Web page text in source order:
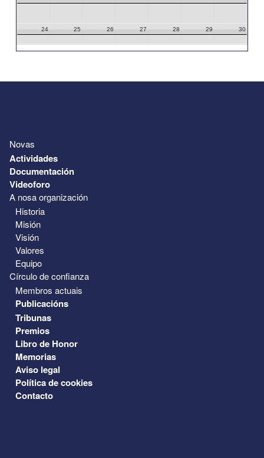
24 25 26 27 28 29 30
Novas
Actividades
Documentación
Videoforo
A nosa organización
Historia
Misión
Visión
Valores
Equipo
Círculo de confianza
Membros actuais
Publicacións
Tribunas
Premios
Libro de Honor
Memorias
Aviso legal
Política de cookies
Contacto